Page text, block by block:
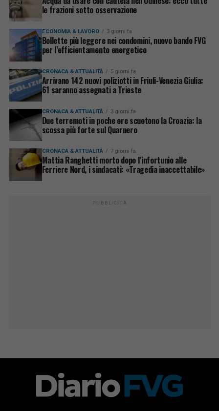
le frazioni sotto osservazione
ECONOMIA & LAVORO 3 giorni fa
Bollette più leggere nei condomini, nuovo bando FVG
per l’efficientamento energetico
CRONACA & ATTUALITÀ 5 giorni fa
Arrivano 142 nuovi poliziotti in Friuli-Venezia Giulia:
61 saranno assegnati a Trieste
CRONACA & ATTUALITÀ 3 giorni fa
Due terremoti in poche ore scuotono la Croazia: la
scossa più forte sul Quarnero
CRONACA & ATTUALITÀ 7 giorni fa
Mattia Ranghetti morto dopo l’infortunio alle
Ferriere Nord, i sindacati: «Tragedia inaccettabile»
PUBBLICITÀ